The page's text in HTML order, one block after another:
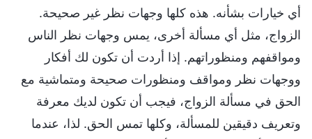
أي خيارات بشأنه. هذه كلها وجهات نظر غير صحيحة.
الزواج، مثل أي مسألة أخرى، يمس وجهات نظر الناس
ومواقفهم ومنظوراتهم. إذا أردت أن تكون لك أفكار
ووجهات نظر ومواقف ومنظورات صحيحة ومتماشية مع
الحق في مسألة الزواج، فيجب أن تكون لديك معرفة
وتعريف دقيقين للمسألة، وكلها تمس الحق. لذا، عندما